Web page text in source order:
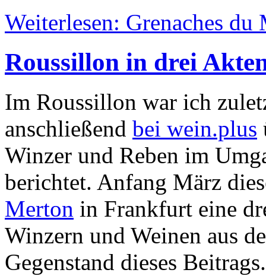
Weiterlesen: Grenaches du
Roussillon in drei
Im Roussillon war ich
anschließend bei wein.plus
Winzer und Reben im
berichtet. Anfang März
Merton in Frankfurt eine
Winzern und Weinen aus
Gegenstand dieses Beitrags.